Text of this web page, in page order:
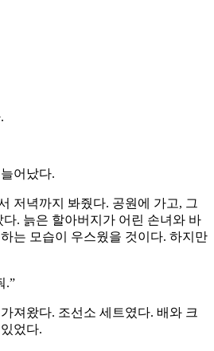
어났다.
저녁까지 봐줬다. 공원에 가고, 그
. 늙은 할아버지가 어린 손녀와 바
는 모습이 우스웠을 것이다. 하지만
.”
져왔다. 조선소 세트였다. 배와 크
었다.